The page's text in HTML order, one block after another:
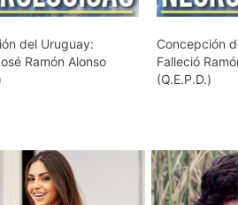
del Uruguay:
Ramón Alonso
Concepción
Falleció
(Q.E.P.D.)